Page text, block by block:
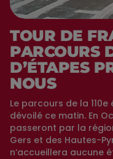
TOUR DE
PARCOURS
D’ÉTAPES
NOUS
Le parcours de la
dévoilé ce matin. En
passeront par la
Gers et des Hautes-
n’accueillera aucune